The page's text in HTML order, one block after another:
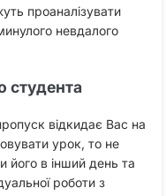
проаналізувати
невдалого
студента
відкидає Вас на
урок, то не
його в інший день та
роботи з